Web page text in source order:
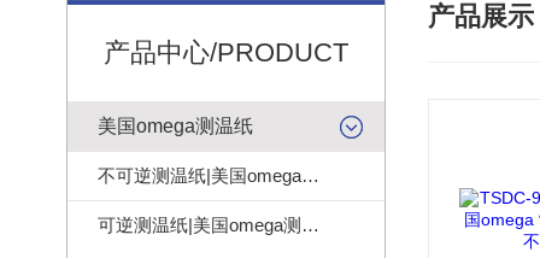
产品中心/PRODUCT
美国omega测温纸
不可逆测温纸|美国omega测温纸
可逆测温纸|美国omega测温纸
产品展示